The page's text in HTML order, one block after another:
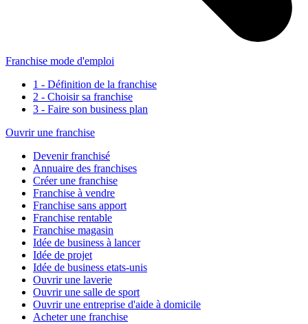
Franchise mode d'emploi
1 - Définition de la franchise
2 - Choisir sa franchise
3 - Faire son business plan
Ouvrir une franchise
Devenir franchisé
Annuaire des franchises
Créer une franchise
Franchise à vendre
Franchise sans apport
Franchise rentable
Franchise magasin
Idée de business à lancer
Idée de projet
Idée de business etats-unis
Ouvrir une laverie
Ouvrir une salle de sport
Ouvrir une entreprise d'aide à domicile
Acheter une franchise